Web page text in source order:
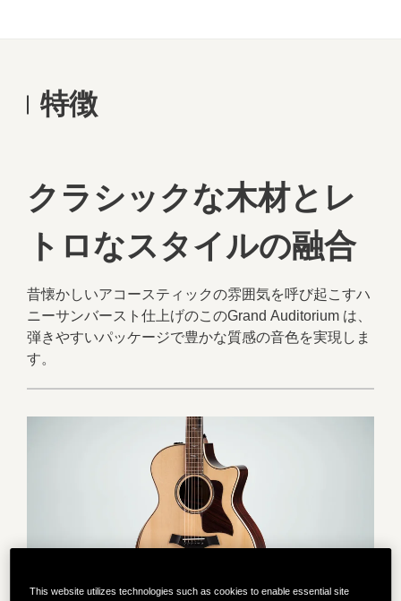
特徴
クラシックな木材とレ
トロなスタイルの融合
昔懐かしいアコースティックの雰囲気を呼び起こすハ
ニーサンバースト仕上げのこのGrand Auditorium は、
弾きやすいパッケージで豊かな質感の音色を実現しま
す。
This website utilizes technologies such as cookies to enable essential site